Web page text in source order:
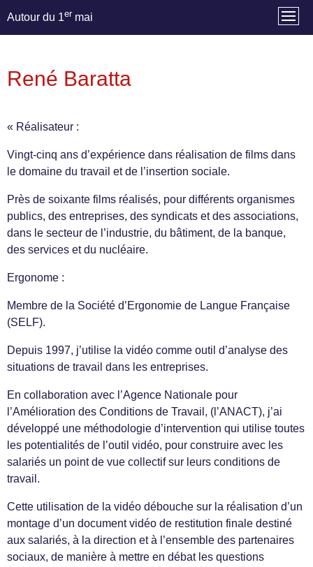
Autour du 1er mai
René Baratta
« Réalisateur :
Vingt-cinq ans d’expérience dans réalisation de films dans
le domaine du travail et de l’insertion sociale.
Près de soixante films réalisés, pour différents organismes
publics, des entreprises, des syndicats et des associations,
dans le secteur de l’industrie, du bâtiment, de la banque,
des services et du nucléaire.
Ergonome :
Membre de la Société d’Ergonomie de Langue Française
(SELF).
Depuis 1997, j’utilise la vidéo comme outil d’analyse des
situations de travail dans les entreprises.
En collaboration avec l’Agence Nationale pour
l’Amélioration des Conditions de Travail, (l’ANACT), j’ai
développé une méthodologie d’intervention qui utilise toutes
les potentialités de l’outil vidéo, pour construire avec les
salariés un point de vue collectif sur leurs conditions de
travail.
Cette utilisation de la vidéo débouche sur la réalisation d’un
montage d’un document vidéo de restitution finale destiné
aux salariés, à la direction et à l’ensemble des partenaires
sociaux, de manière à mettre en débat les questions